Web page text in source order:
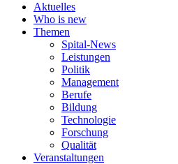
Aktuelles
Who is new
Themen
Spital-News
Leistungen
Politik
Management
Berufe
Bildung
Technologie
Forschung
Qualität
Veranstaltungen